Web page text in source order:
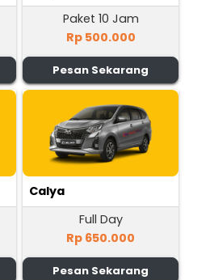
Paket 10 Jam
Rp 500.000
Pesan Sekarang
Calya
Full Day
Rp 650.000
Pesan Sekarang